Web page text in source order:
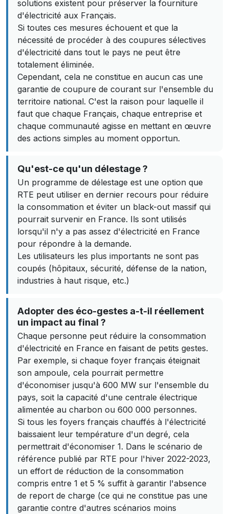
solutions existent pour préserver la fourniture
d'électricité aux Français.
Si toutes ces mesures échouent et que la
nécessité de procéder à des coupures sélectives
d'électricité dans tout le pays ne peut être
totalement éliminée.
Cependant, cela ne constitue en aucun cas une
garantie de coupure de courant sur l'ensemble du
territoire national. C'est la raison pour laquelle il
faut que chaque Français, chaque entreprise et
chaque communauté agisse en mettant en œuvre
des actions simples au moment opportun.
Qu'est-ce qu'un délestage ?
Un programme de délestage est une option que
RTE peut utiliser en dernier recours pour réduire
la consommation et éviter un black-out massif qui
pourrait survenir en France. Ils sont utilisés
lorsqu'il n'y a pas assez d'électricité en France
pour répondre à la demande.
Les utilisateurs les plus importants ne sont pas
coupés (hôpitaux, sécurité, défense de la nation,
industries à haut risque, etc.)
Adopter des éco-gestes a-t-il réellement
un impact au final ?
Chaque personne peut réduire la consommation
d'électricité en France en faisant de petits gestes.
Par exemple, si chaque foyer français éteignait
son ampoule, cela pourrait permettre
d'économiser jusqu'à 600 MW sur l'ensemble du
pays, soit la capacité d'une centrale électrique
alimentée au charbon ou 600 000 personnes.
Si tous les foyers français chauffés à l'électricité
baissaient leur température d'un degré, cela
permettrait d'économiser 1. Dans le scénario de
référence publié par RTE pour l'hiver 2022-2023,
un effort de réduction de la consommation
compris entre 1 et 5 % suffit à garantir l'absence
de report de charge (ce qui ne constitue pas une
garantie contre d'autres scénarios moins